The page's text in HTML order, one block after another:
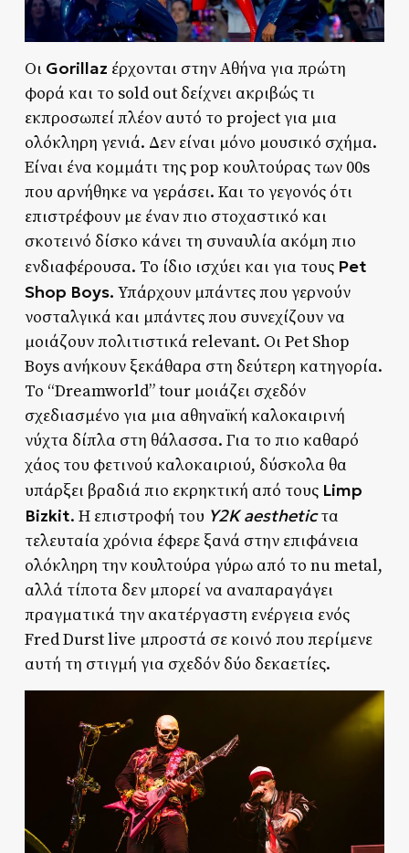
Οι Gorillaz έρχονται στην Αθήνα για πρώτη
φορά και το sold out δείχνει ακριβώς τι
εκπροσωπεί πλέον αυτό το project για μια
ολόκληρη γενιά. Δεν είναι μόνο μουσικό σχήμα.
Είναι ένα κομμάτι της pop κουλτούρας των 00s
που αρνήθηκε να γεράσει. Και το γεγονός ότι
επιστρέφουν με έναν πιο στοχαστικό και
σκοτεινό δίσκο κάνει τη συναυλία ακόμη πιο
ενδιαφέρουσα. Το ίδιο ισχύει και για τους Pet
Shop Boys. Υπάρχουν μπάντες που γερνούν
νοσταλγικά και μπάντες που συνεχίζουν να
μοιάζουν πολιτιστικά relevant. Οι Pet Shop
Boys ανήκουν ξεκάθαρα στη δεύτερη κατηγορία.
Το “Dreamworld” tour μοιάζει σχεδόν
σχεδιασμένο για μια αθηναϊκή καλοκαιρινή
νύχτα δίπλα στη θάλασσα. Για το πιο καθαρό
χάος του φετινού καλοκαιριού, δύσκολα θα
υπάρξει βραδιά πιο εκρηκτική από τους Limp
Bizkit. Η επιστροφή του Y2K aestheticτα
τελευταία χρόνια έφερε ξανά στην επιφάνεια
ολόκληρη την κουλτούρα γύρω από το nu metal,
αλλά τίποτα δεν μπορεί να αναπαραγάγει
πραγματικά την ακατέργαστη ενέργεια ενός
Fred Durst live μπροστά σε κοινό που περίμενε
αυτή τη στιγμή για σχεδόν δύο δεκαετίες.